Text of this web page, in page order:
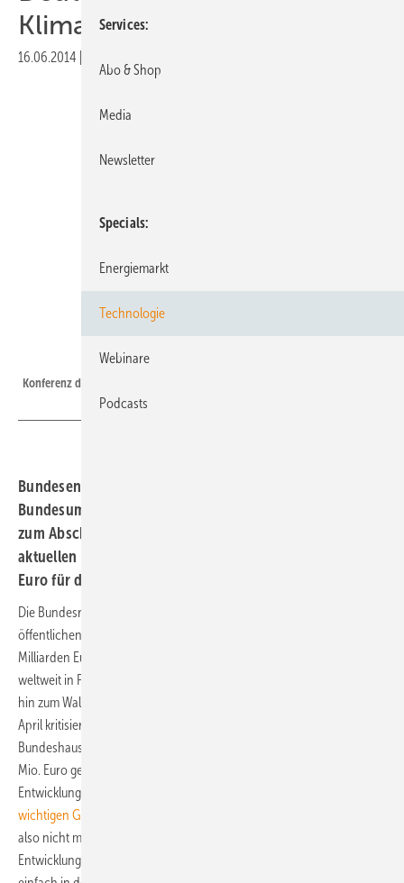
Klimaschutz?
16.06.2014
Konferenz des Green Climate Funds im Mai.
Bundesentwicklungsminister Gerd Müller und
Bundesumweltministerin Barbara Hendricks verwiesen
zum Abschluss der UN-Klimagespräche in Bonn auf die
aktuellen Haushaltsplanungen für 2014, wo 50 Millionen
Euro für den Klimaschutz vorgesehen sind. Reicht das?
Die Bundesregierung hatte laut Bundesumweltministerium 2013
öffentlichen Mittel für internationale Klimafinanzierung von 1,8
Milliarden Euro zur Verfügung gestellt. 90 Prozent der Mittel flossen
weltweit in Projekten von der Förderung erneuerbarer Energien bis
hin zum Waldbrandschutz. Das klingt gut und schön. Doch noch im
April kritisierte Oxfam: Der Entwurf der Bundesregierung für den
Bundeshaushalt 2014 verankerte Kürzungenin Höhe von240-440
Mio. Euro gegenüber 2013 bei den Klima-Hilfen für die
Entwicklungsländer und sieht außerdem
wichtigen Green Climate Fund
also nicht mit Ruhm bekleckert. In vielen Fällen wurden Gelder für die
Entwicklungshilfe, die zuvor in Klimamaßnahmen geflossen sind,
Services
Abo & Shop
Media
Newsletter
Specials
Energiemarkt
Technologie
Webinare
Podcasts